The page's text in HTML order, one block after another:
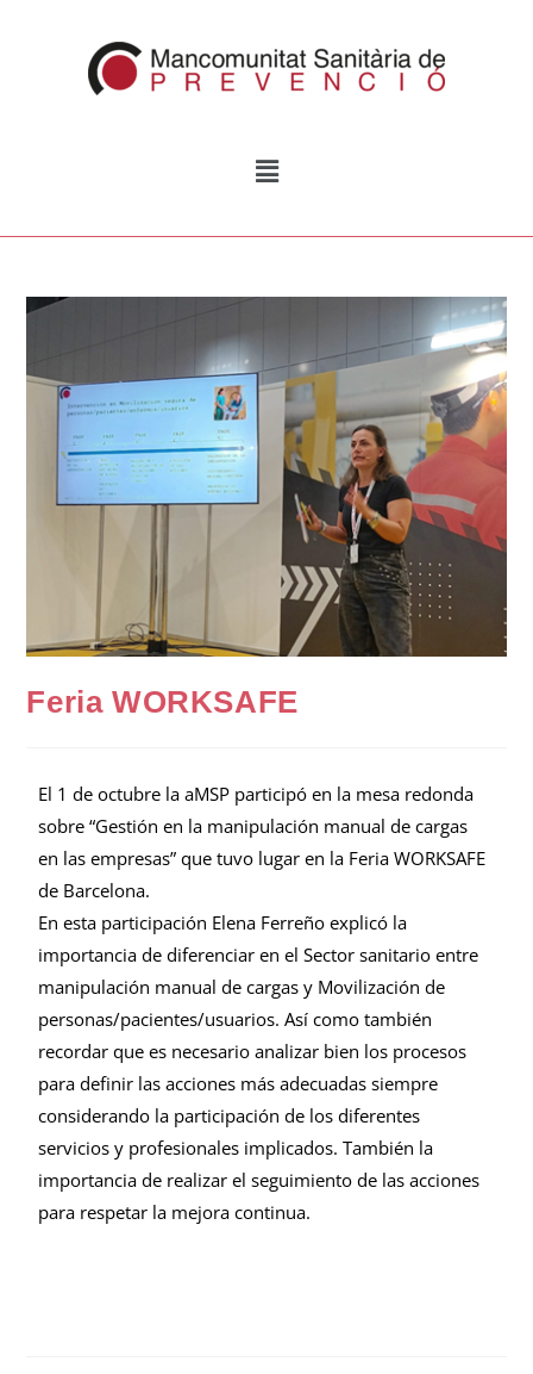
Feria WORKSAFE
El 1 de octubre la aMSP participó en la mesa redonda
sobre “Gestión en la manipulación manual de cargas
en las empresas” que tuvo lugar en la Feria WORKSAFE
de Barcelona.
En esta participación Elena Ferreño explicó la
importancia de diferenciar en el Sector sanitario entre
manipulación manual de cargas y Movilización de
personas/pacientes/usuarios. Así como también
recordar que es necesario analizar bien los procesos
para definir las acciones más adecuadas siempre
considerando la participación de los diferentes
servicios y profesionales implicados. También la
importancia de realizar el seguimiento de las acciones
para respetar la mejora continua.